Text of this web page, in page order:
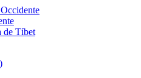
de Tíbet